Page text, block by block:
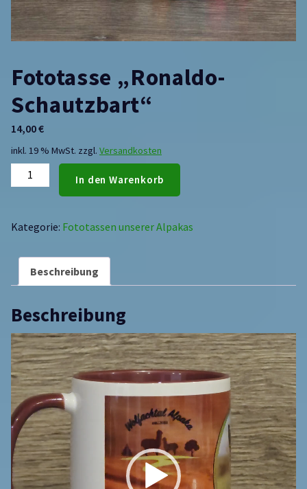
Fototasse „Ronaldo-
Schautzbart“
14,00€
inkl. 19 % MwSt. zzgl. Versandkosten
In den Warenkorb
Kategorie: Fototassen unserer Alpakas
Beschreibung
Beschreibung
Video-
Player